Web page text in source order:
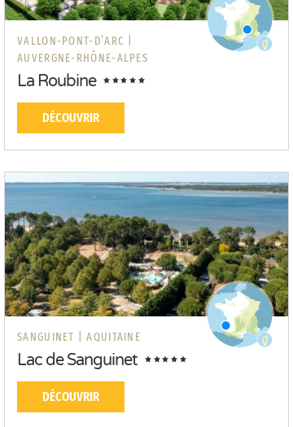
VALLON-PONT-D’ARC |
AUVERGNE-RHÔNE-ALPES
La Roubine
DÉCOUVRIR
SANGUINET | AQUITAINE
Lac de Sanguinet
DÉCOUVRIR